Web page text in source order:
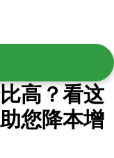
高？看这
您降本增